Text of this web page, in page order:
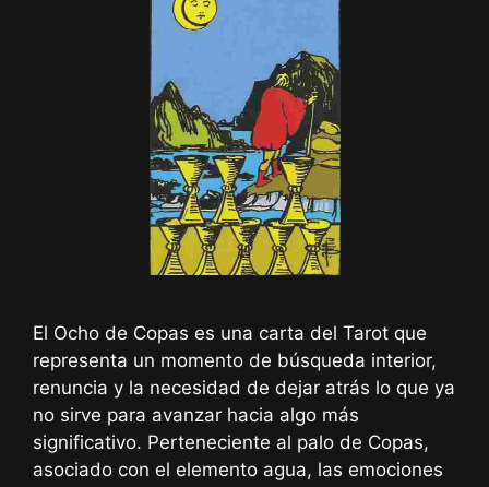
El Ocho de Copas es una carta del Tarot que
representa un momento de búsqueda interior,
renuncia y la necesidad de dejar atrás lo que ya
no sirve para avanzar hacia algo más
significativo. Perteneciente al palo de Copas,
asociado con el elemento agua, las emociones